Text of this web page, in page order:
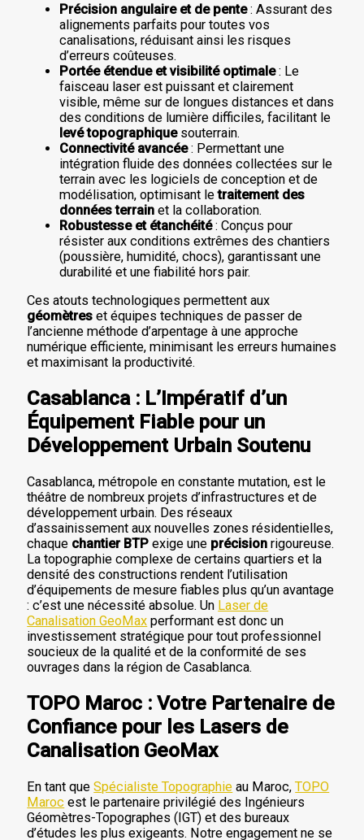
Précision angulaire et de pente: Assurant des
alignements parfaits pour toutes vos
canalisations, réduisant ainsi les risques
d’erreurs coûteuses.
Portée étendue et visibilité optimale: Le
faisceau laser est puissant et clairement
visible, même sur de longues distances et dans
des conditions de lumière difficiles, facilitant le
levé topographiquesouterrain.
Connectivité avancée: Permettant une
intégration fluide des données collectées sur le
terrain avec les logiciels de conception et de
modélisation, optimisant letraitement des
données terrain et la collaboration.
Robustesse et étanchéité: Conçus pour
résister aux conditions extrêmes des chantiers
(poussière, humidité, chocs), garantissant une
durabilité et une fiabilité hors pair.
Ces atouts technologiques permettent aux
géomètres et équipes techniques de passer de
l’ancienne méthode d’arpentage à une approche
numérique efficiente, minimisant les erreurs humaines
et maximisant la productivité.
Casablanca : L’Impératif d’un
Équipement Fiable pour un
Développement Urbain Soutenu
Casablanca, métropole en constante mutation, est le
théâtre de nombreux projets d’infrastructures et de
développement urbain. Des réseaux
d’assainissement aux nouvelles zones résidentielles,
chaque chantier BTP exige une précision rigoureuse.
La topographie complexe de certains quartiers et la
densité des constructions rendent l’utilisation
d’équipements de mesure fiables plus qu’un avantage
: c’est une nécessité absolue. Un Laser de
Canalisation GeoMax performant est donc un
investissement stratégique pour tout professionnel
soucieux de la qualité et de la conformité de ses
ouvrages dans la région de Casablanca.
TOPO Maroc : Votre Partenaire de
Confiance pour les Lasers de
Canalisation GeoMax
En tant queSpécialiste Topographie au Maroc,TOPO
Maroc est le partenaire privilégié des Ingénieurs
Géomètres-Topographes (IGT) et des bureaux
d’études les plus exigeants. Notre engagement ne se